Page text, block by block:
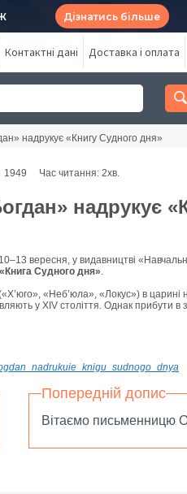
Дізнатись більше
Контактні дані Доставка і оплата
надрукує «Книгу Судного дня»
1949 Час читання: 2хв.
надрукує
вересня, у видавництві
«Книга Судного дня».
«Неб’юла», «Локус») в царині
у XIV століття. Однак прибути
Попередній допис
Вітаємо письменницю